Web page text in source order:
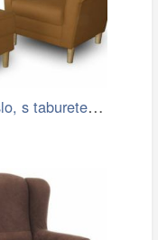
Ušák/křeslo, s taburetem, látka hnědá,…